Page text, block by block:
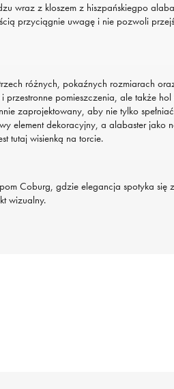
wraz z kloszem z hiszpańskiegpo
przyciągnie uwagę i nie pozwoli
różnych, pokaźnych rozmiarach
przestronne pomieszczenia, ale także
zaprojektowany, aby nie tylko
element dekoracyjny, a alabaster jako
tutaj wisienką na torcie.
Coburg, gdzie elegancja spotyka się z
wizualny.